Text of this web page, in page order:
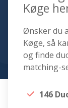
Køge
Ønsker du
Køge, så
og finde
matching-
146